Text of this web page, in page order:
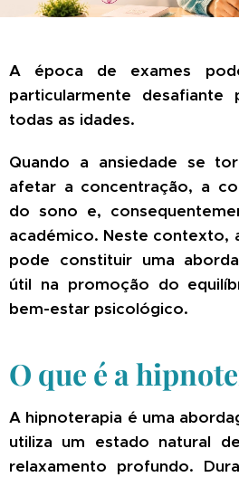
A época de exames
particularmente desafiante
todas as idades.
Quando a ansiedade se
afetar a concentração, a
do sono e,
académico. Neste contexto,
pode constituir uma
útil na promoção do
bem-estar psicológico.
O que é a
A hipnoterapia é uma
utiliza um estado natural
relaxamento profundo.